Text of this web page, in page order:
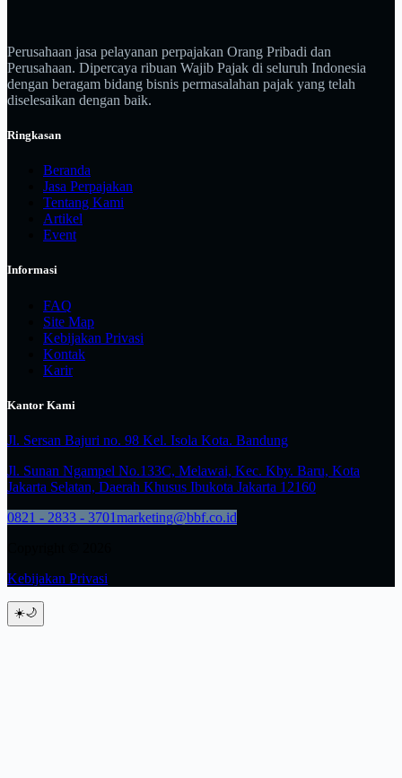
Perusahaan jasa pelayanan perpajakan Orang Pribadi dan
Perusahaan. Dipercaya ribuan Wajib Pajak di seluruh Indonesia
dengan beragam bidang bisnis permasalahan pajak yang telah
diselesaikan dengan baik.
Ringkasan
Beranda
Jasa Perpajakan
Tentang Kami
Artikel
Event
Informasi
FAQ
Site Map
Kebijakan Privasi
Kontak
Karir
Kantor Kami
Jl. Sersan Bajuri no. 98 Kel. Isola Kota. Bandung
Jl. Sunan Ngampel No.133C, Melawai, Kec. Kby. Baru, Kota
Jakarta Selatan, Daerah Khusus Ibukota Jakarta 12160
0821 - 2833 - 3701marketing@bbf.co.id
Kebijakan Privasi
☀️🌙